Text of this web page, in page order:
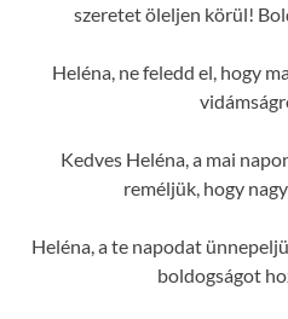
szeretet öleljen körül!
Heléna, ne feledd el, hogy
Kedves Heléna, a mai
reméljük, hogy
Heléna, a te napodat
boldogságot